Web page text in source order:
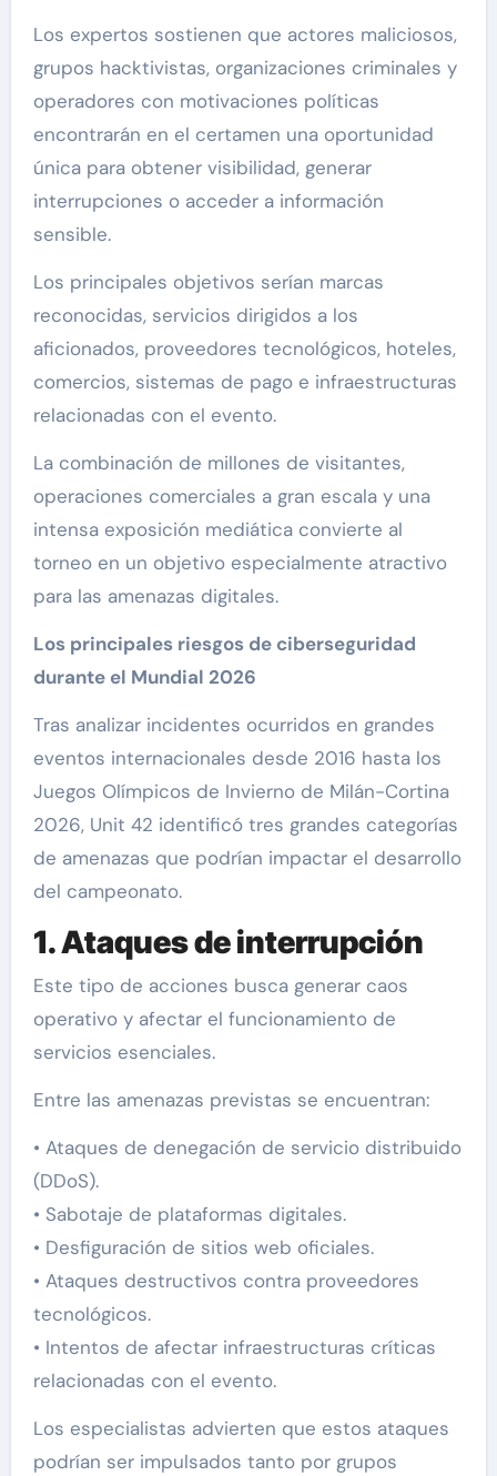
Los expertos sostienen que actores maliciosos,
grupos hacktivistas, organizaciones criminales y
operadores con motivaciones políticas
encontrarán en el certamen una oportunidad
única para obtener visibilidad, generar
interrupciones o acceder a información
sensible.
Los principales objetivos serían marcas
reconocidas, servicios dirigidos a los
aficionados, proveedores tecnológicos, hoteles,
comercios, sistemas de pago e infraestructuras
relacionadas con el evento.
La combinación de millones de visitantes,
operaciones comerciales a gran escala y una
intensa exposición mediática convierte al
torneo en un objetivo especialmente atractivo
para las amenazas digitales.
Los principales riesgos de ciberseguridad
durante el Mundial 2026
Tras analizar incidentes ocurridos en grandes
eventos internacionales desde 2016 hasta los
Juegos Olímpicos de Invierno de Milán-Cortina
2026, Unit 42 identificó tres grandes categorías
de amenazas que podrían impactar el desarrollo
del campeonato.
1. Ataques de interrupción
Este tipo de acciones busca generar caos
operativo y afectar el funcionamiento de
servicios esenciales.
Entre las amenazas previstas se encuentran:
• Ataques de denegación de servicio distribuido
(DDoS).
• Sabotaje de plataformas digitales.
• Desfiguración de sitios web oficiales.
• Ataques destructivos contra proveedores
tecnológicos.
• Intentos de afectar infraestructuras críticas
relacionadas con el evento.
Los especialistas advierten que estos ataques
podrían ser impulsados tanto por grupos